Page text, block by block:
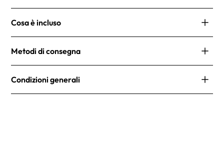
Cosa è incluso
Lettere e numeri
Stazza
Stecche
Metodi di consegna
diverse opzioni di consegna per soddisfare le tue
esigenze. Riceverai un numero di tracciamento per
Condizioni generali